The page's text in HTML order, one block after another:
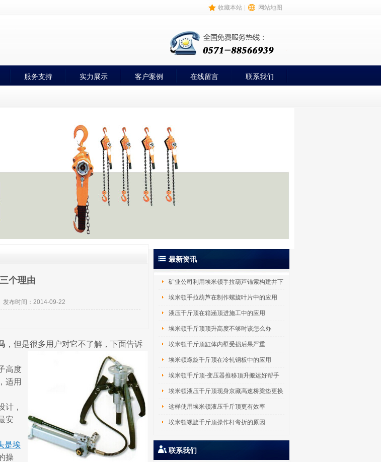
收藏本站 网站地图
服务支持 实力展示 客户案例 在线留言 联系我们
个理由
发布时间：2014-09-22
，但是很多用户对它不了解，下面告诉
高度
适用
，
安
是埃
操
最新资讯
矿业公司利用埃米顿手拉葫芦锚索构建井下
吊 埃米顿手拉葫芦在制作螺旋叶片中的应用
液压千斤顶在箱涵顶进施工中的应用
埃米顿千斤顶顶升高度不够时该怎么办
埃米顿千斤顶缸体内壁受损后果严重
埃米顿螺旋千斤顶在冷轧钢板中的应用
埃米顿千斤顶-变压器推移顶升搬运好帮手
埃米顿液压千斤顶现身京藏高速桥梁垫更换
工 这样使用埃米顿液压千斤顶更有效率
埃米顿螺旋千斤顶操作杆弯折的原因
联系我们